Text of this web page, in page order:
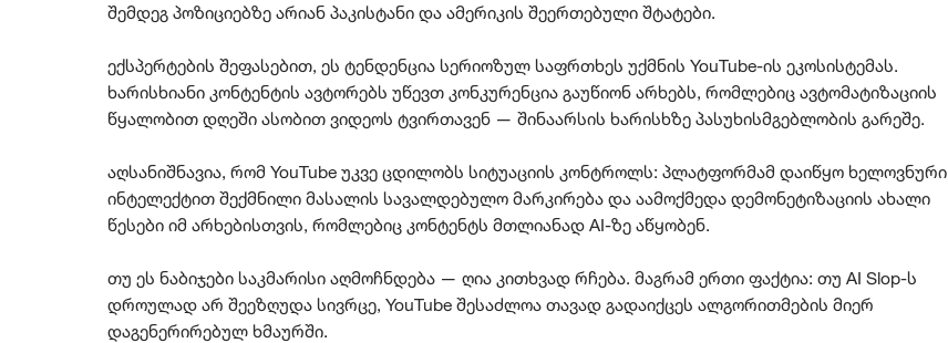
შემდეგ პოზიციებზე არიან პაკისტანი და ამერიკის შეერთებული შტატები.
ექსპერტების შეფასებით, ეს ტენდენცია სერიოზულ საფრთხეს უქმნის YouTube-ის ეკოსისტემას.
ხარისხიანი კონტენტის ავტორებს უწევთ კონკურენცია გაუწიონ არხებს, რომლებიც ავტომატიზაციის
წყალობით დღეში ასობით ვიდეოს ტვირთავენ — შინაარსის ხარისხზე პასუხისმგებლობის გარეშე.
აღსანიშნავია, რომ YouTube უკვე ცდილობს სიტუაციის კონტროლს: პლატფორმამ დაიწყო ხელოვნური
ინტელექტით შექმნილი მასალის სავალდებულო მარკირება და აამოქმედა დემონეტიზაციის ახალი
წესები იმ არხებისთვის, რომლებიც კონტენტს მთლიანად AI-ზე აწყობენ.
თუ ეს ნაბიჯები საკმარისი აღმოჩნდება — ღია კითხვად რჩება. მაგრამ ერთი ფაქტია: თუ AI Slop-ს
დროულად არ შეეზღუდა სივრცე, YouTube შესაძლოა თავად გადაიქცეს ალგორითმების მიერ
დაგენერირებულ ხმაურში.